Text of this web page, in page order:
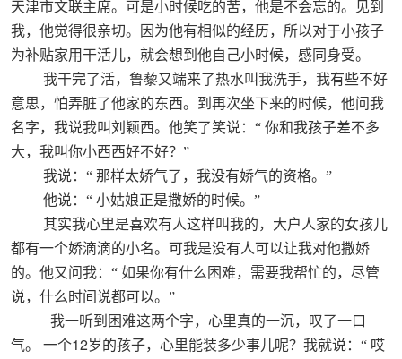
天津市文联主席。可是小时候吃的苦，他是不会忘的。见到
我，他觉得很亲切。因为他有相似的经历，所以对于小孩子
为补贴家用干活儿，就会想到他自己小时候，感同身受。
我干完了活，鲁藜又端来了热水叫我洗手，我有些不好
意思，怕弄脏了他家的东西。到再次坐下来的时候，他问我
名字，我说我叫刘颖西。他笑了笑说：“ 你和我孩子差不多
大，我叫你小西西好不好？”
我说：“ 那样太娇气了，我没有娇气的资格。”
他说：“ 小姑娘正是撒娇的时候。”
其实我心里是喜欢有人这样叫我的，大户人家的女孩儿
都有一个娇滴滴的小名。可我是没有人可以让我对他撒娇
的。他又问我：“ 如果你有什么困难，需要我帮忙的，尽管
说，什么时间说都可以。”
我一听到困难这两个字，心里真的一沉，叹了一口
气。
一个12岁的孩子，心里能装多少事儿呢？我就说：“ 哎